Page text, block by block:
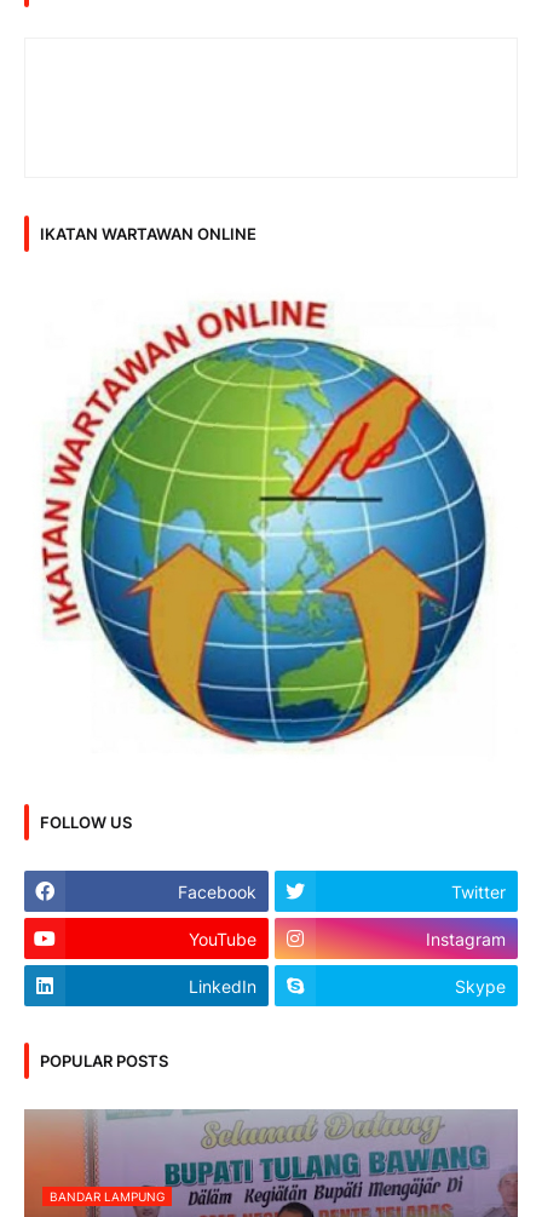
IKATAN WARTAWAN ONLINE
FOLLOW US
Facebook Twitter
YouTube Instagram
LinkedIn Skype
POPULAR POSTS
BANDAR LAMPUNG